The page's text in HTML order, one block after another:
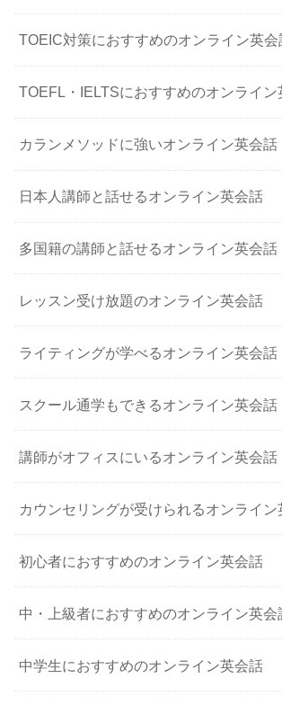
TOEIC対策におすすめのオンライン英会
TOEFL・IELTSにおすすめのオンライン
カランメソッドに強いオンライン英会話
日本人講師と話せるオンライン英会話
多国籍の講師と話せるオンライン英会話
レッスン受け放題のオンライン英会話
ライティングが学べるオンライン英会話
スクール通学もできるオンライン英会話
講師がオフィスにいるオンライン英会話
カウンセリングが受けられるオンライン
初心者におすすめのオンライン英会話
中・上級者におすすめのオンライン英会
中学生におすすめのオンライン英会話